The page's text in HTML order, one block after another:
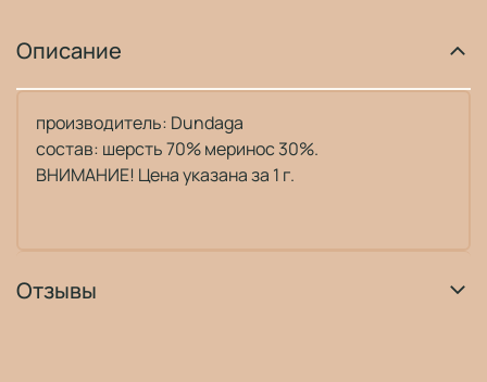
Описание
производитель: Dundaga
состав: шерсть 70% меринос 30%.
ВНИМАНИЕ! Цена указана за 1 г.
Отзывы